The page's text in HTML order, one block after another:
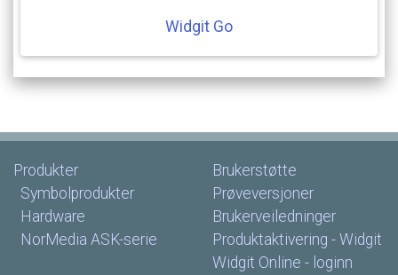
Widgit Go
Produkter
Symbolprodukter
Hardware
NorMedia ASK-serie
Brukerstøtte
Prøveversjoner
Brukerveiledninger
Produktaktivering - Widgit
Widgit Online - loginn